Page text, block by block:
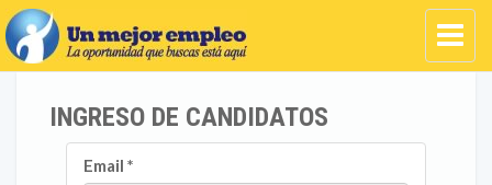
INGRESO DE CANDIDATOS
Email *